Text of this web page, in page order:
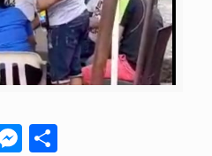
Messenger